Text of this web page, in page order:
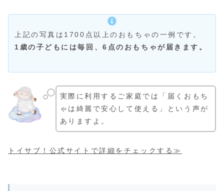
上記の写真は1700点以上のおもちゃの一例です。
1歳の子どもには毎回、6点のおもちゃが届きます。
実際に利用するご家庭では「届くおもち
ゃは綺麗で安心して使える」という声が
ありますよ。
トイサブ！公式サイトで詳細をチェックする≫